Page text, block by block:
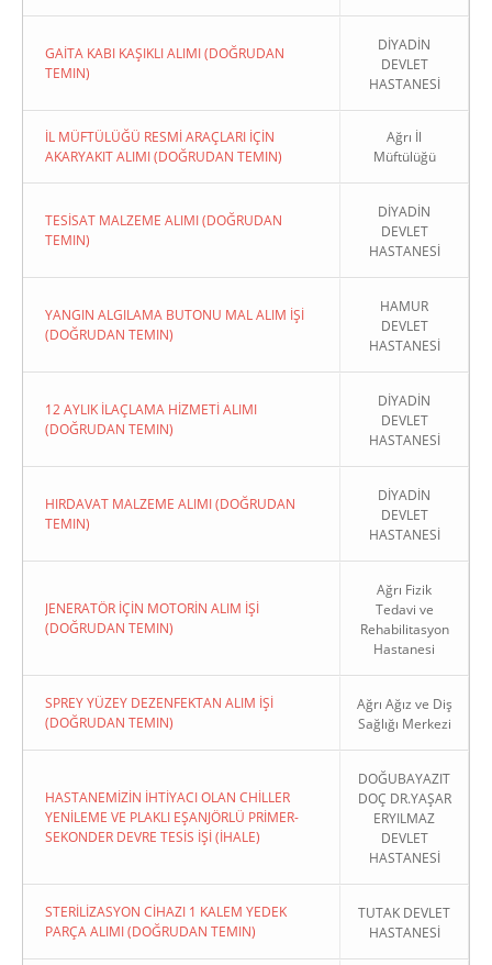
GAİTA KABI KAŞIKLI ALIMI (DOĞRUDAN
TEMIN)
DİYADİN
DEVLET
HASTANESİ
İL MÜFTÜLÜĞÜ RESMİ ARAÇLARI İÇİN
AKARYAKIT ALIMI (DOĞRUDAN TEMIN)
Ağrı İl
Müftülüğü
TESİSAT MALZEME ALIMI (DOĞRUDAN
TEMIN)
DİYADİN
DEVLET
HASTANESİ
YANGIN ALGILAMA BUTONU MAL ALIM İŞİ
(DOĞRUDAN TEMIN)
HAMUR
DEVLET
HASTANESİ
12 AYLIK İLAÇLAMA HİZMETİ ALIMI
(DOĞRUDAN TEMIN)
DİYADİN
DEVLET
HASTANESİ
HIRDAVAT MALZEME ALIMI (DOĞRUDAN
TEMIN)
DİYADİN
DEVLET
HASTANESİ
JENERATÖR İÇİN MOTORİN ALIM İŞİ
(DOĞRUDAN TEMIN)
Ağrı Fizik
Tedavi ve
Rehabilitasyon
Hastanesi
SPREY YÜZEY DEZENFEKTAN ALIM İŞİ
(DOĞRUDAN TEMIN)
Ağrı Ağız ve Diş
Sağlığı Merkezi
HASTANEMİZİN İHTİYACI OLAN CHİLLER
YENİLEME VE PLAKLI EŞANJÖRLÜ PRİMER-
SEKONDER DEVRE TESİS İŞİ (İHALE)
DOĞUBAYAZIT
DOÇ DR.YAŞAR
ERYILMAZ
DEVLET
HASTANESİ
STERİLİZASYON CİHAZI 1 KALEM YEDEK
PARÇA ALIMI (DOĞRUDAN TEMIN)
TUTAK DEVLET
HASTANESİ